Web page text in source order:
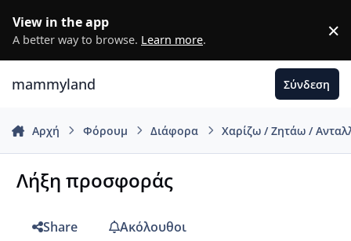
View in the app
A better way to browse. Learn more. ×
mammyland Σύνδεση
Αρχή Φόρουμ Διάφορα Χαρίζω / Ζητάω /
Λήξη προσφοράς
Share
Ακόλουθοι